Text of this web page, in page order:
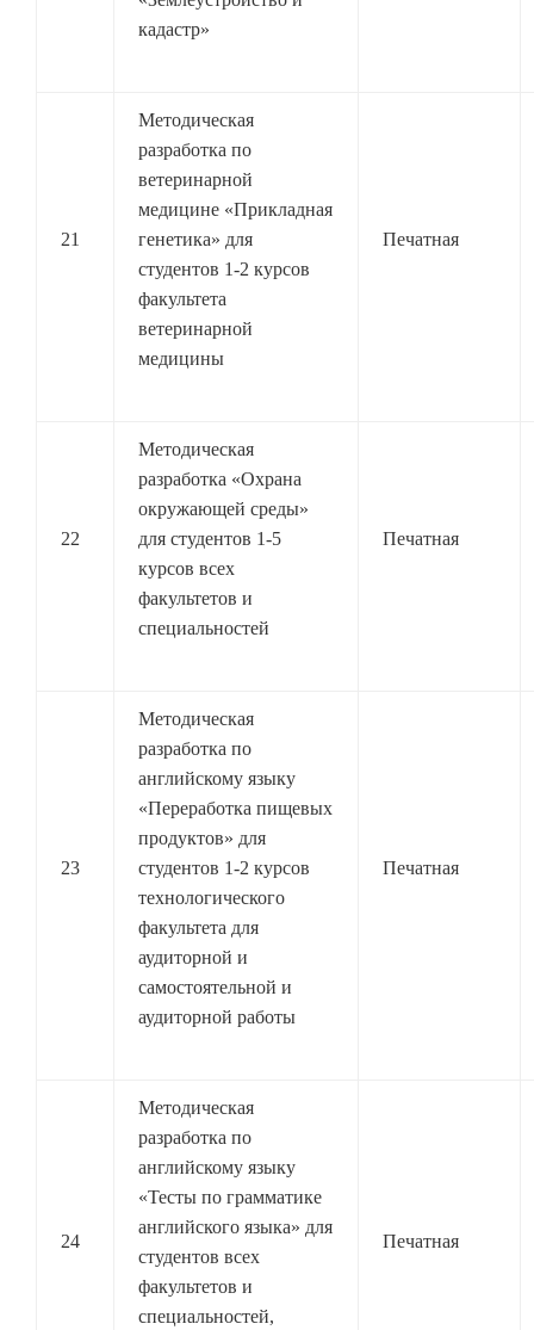
кадастр»
21
Методическая
разработка по
ветеринарной
медицине «Прикладная
генетика» для
студентов 1-2 курсов
факультета
ветеринарной
медицины
Печатная
22
Методическая
разработка «Охрана
окружающей среды»
для студентов 1-5
курсов всех
факультетов и
специальностей
Печатная
23
Методическая
разработка по
английскому языку
«Переработка пищевых
продуктов» для
студентов 1-2 курсов
технологического
факультета для
аудиторной и
самостоятельной и
аудиторной работы
Печатная
24
Методическая
разработка по
английскому языку
«Тесты по грамматике
английского языка» для
студентов всех
факультетов и
специальностей,
Печатная